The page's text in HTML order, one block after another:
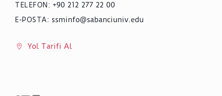
TELEFON : +90 212 277 22 00
E-POSTA: ssminfo@sabanciuniv.edu
Yol Tarifi Al